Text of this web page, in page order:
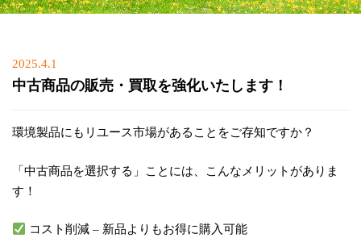
Posted
on
2025.4.1
中古商品の販売・買取を強化いたします！
環境製品にもリユース市場があることをご存知ですか？
「中古商品を選択する」ことには、こんなメリットがありま
す！
コスト削減 – 新品よりもお得に購入可能